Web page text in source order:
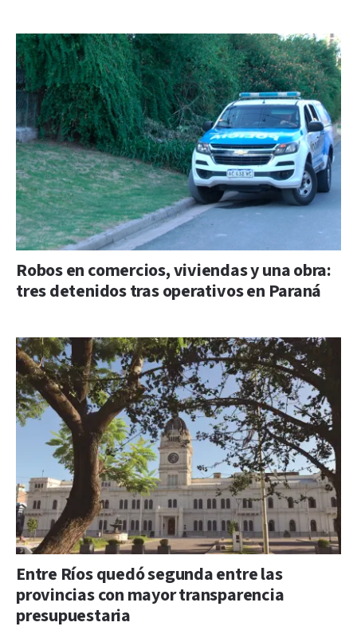
Robos en comercios, viviendas y una obra:
tres detenidos tras operativos en Paraná
Entre Ríos quedó segunda entre las
provincias con mayor transparencia
presupuestaria